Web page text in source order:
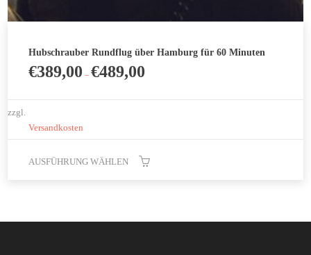
Hubschrauber Rundflug über Hamburg für 60 Minuten
€389,00 –€489,00
zzgl.
Versandkosten
AUSFÜHRUNG WÄHLEN